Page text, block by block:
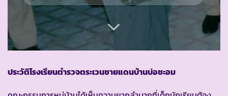
ประวัติโรงเรียนตำรวจตระเวนชายแดนบ้านบ่อชะอม